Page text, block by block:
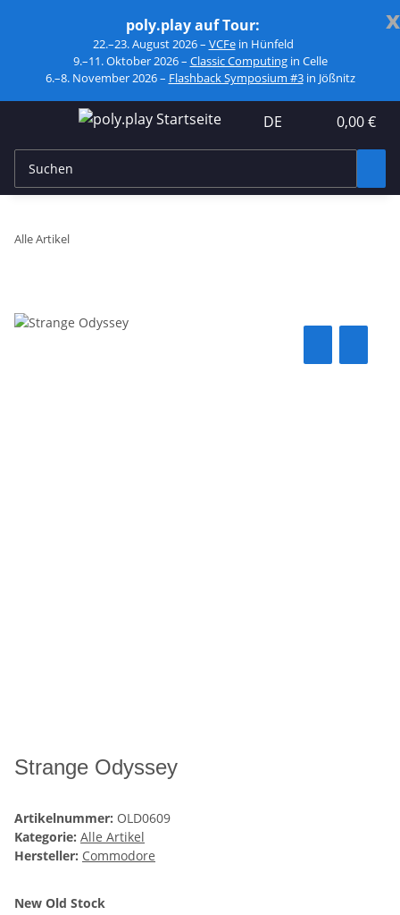
x
poly.play auf Tour:
22.–23. August 2026 – VCFein Hünfeld
9.–11. Oktober 2026 – Classic Computingin Celle
6.–8. November 2026 – Flashback Symposium #3in Jößnitz
DE 0,00 €
Alle Artikel
Strange Odyssey
Artikelnummer: OLD0609
Kategorie: Alle Artikel
Hersteller: Commodore
New Old Stock